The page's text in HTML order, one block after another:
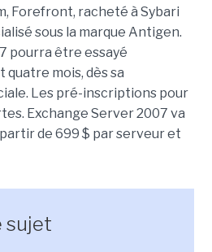
Forefront, racheté à Sybari
sous la marque Antigen.
pourra être essayé
mois, dès sa
Les pré-inscriptions pour
Exchange Server 2007 va
de 699 $ par serveur et
sujet